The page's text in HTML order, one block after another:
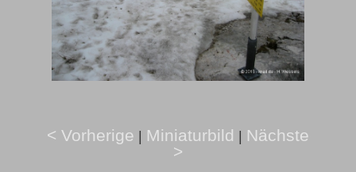
< Vorherige Miniaturbild
Nächste
>